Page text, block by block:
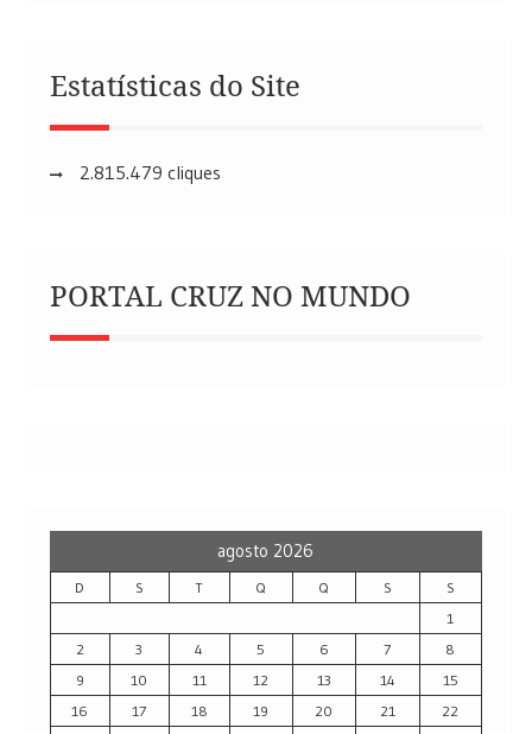
Estatísticas do Site
2.815.479 cliques
PORTAL CRUZ NO MUNDO
agosto 2026
D S T Q Q S
S
1
2
3 4 5 6 7
8
9
10 11 12 13 14
15
16
17 18 19 20 21
22